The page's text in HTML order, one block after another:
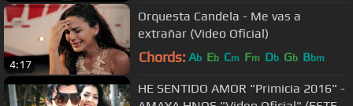
4:17
Orquesta Candela - Me vas a
extrañar (Video Oficial)
Chords: Ab Eb Cm Fm Db Gb Bbm
HE SENTIDO AMOR "Primicia 2016" -